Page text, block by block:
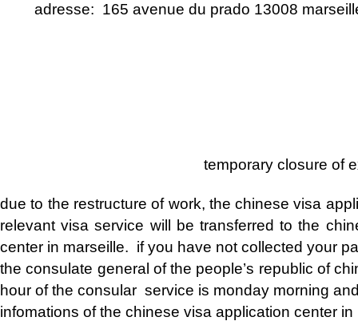
adresse: 165 avenue du prado 13008
temporary closure of
due to the restructure of work, the chinese visa
relevant visa service will be transferred to the
center in marseille. if you have not collected your
the consulate general of the people’s republic of
hour of the consular service is monday morning
infomations of the chinese visa application center in